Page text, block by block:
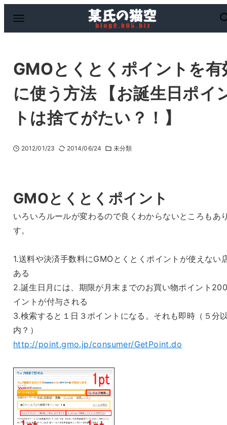
GMOとくとくポイントを有
に使う方法 【お誕生日ポイ
トは捨てがたい？！】
2012/01/23 2014/06/24 未分類
GMOとくとくポイント
いろいろルールが変わるので良くわからないところもあ
す。
1.送料や決済手数料にGMOとくとくポイントが使えない
ある
2.誕生日月には、期限が月末までのお買い物ポイント
イントが付与される
3.検索すると１日３ポイントになる。それも即時（５分
内？）
http://point.gmo.jp/consumer/GetPoint.do